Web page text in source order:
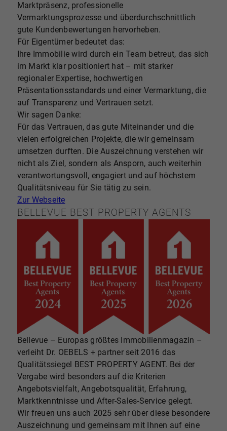
Marktpräsenz, professionelle
Vermarktungsprozesse und überdurchschnittlich
gute Kundenbewertungen hervorheben.
Für Eigentümer bedeutet das:
Ihre Immobilie wird durch ein Team betreut, das sich
im Markt klar positioniert hat – mit starker
regionaler Expertise, hochwertigen
Präsentationsstandards und einer Vermarktung, die
auf Transparenz und Vertrauen setzt.
Wir sagen Danke:
Für das Vertrauen, das gute Miteinander und die
vielen erfolgreichen Projekte, die wir gemeinsam
umsetzen durften. Die Auszeichnung verstehen wir
nicht als Ziel, sondern als Ansporn, auch weiterhin
verantwortungsvoll, engagiert und auf höchstem
Qualitätsniveau für Sie tätig zu sein.
Zur Webseite
BELLEVUE BEST PROPERTY AGENTS
Bellevue – Europas größtes Immobilienmagazin –
verleiht Dr. OEBELS + partner seit 2016 das
Qualitätssiegel BEST PROPERTY AGENT. Bei der
Vergabe wird besonders auf die Kriterien
Angebotsvielfalt, Angebotsqualität, Erfahrung,
Marktkenntnisse und After-Sales-Service gelegt.
Wir freuen uns auch 2025 sehr über diese besondere
Auszeichnung und gemeinsam mit Ihnen auf eine